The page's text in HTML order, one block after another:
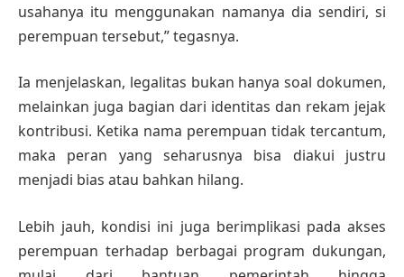
usahanya itu menggunakan namanya dia sendiri, si
perempuan tersebut,” tegasnya.
Ia menjelaskan, legalitas bukan hanya soal dokumen,
melainkan juga bagian dari identitas dan rekam jejak
kontribusi. Ketika nama perempuan tidak tercantum,
maka peran yang seharusnya bisa diakui justru
menjadi bias atau bahkan hilang.
Lebih jauh, kondisi ini juga berimplikasi pada akses
perempuan terhadap berbagai program dukungan,